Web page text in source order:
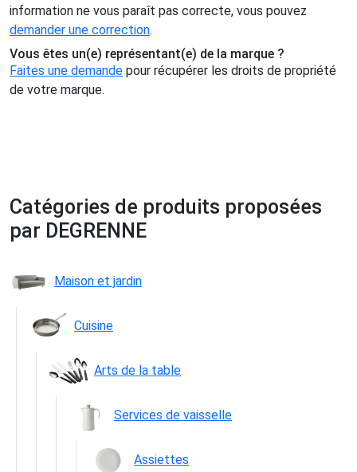
information ne vous paraît pas correcte, vous pouvez
demander une correction.
Vous êtes un(e) représentant(e) de la marque ?
Faites une demande pour récupérer les droits de propriété
de votre marque.
Catégories de produits proposées
par DEGRENNE
Maison et jardin
Cuisine
Arts de la table
Services de vaisselle
Assiettes